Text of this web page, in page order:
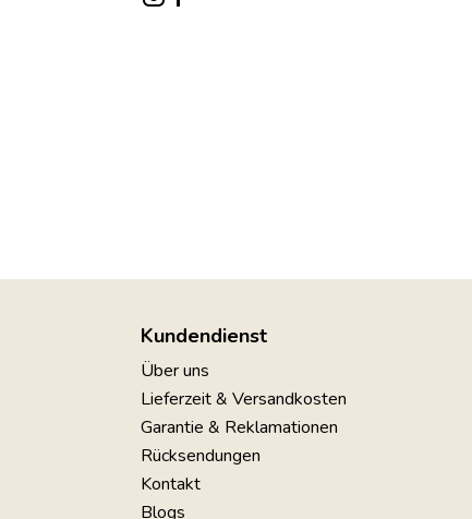
Kundendienst
Über uns
Lieferzeit & Versandkosten
Garantie & Reklamationen
Rücksendungen
Kontakt
Blogs